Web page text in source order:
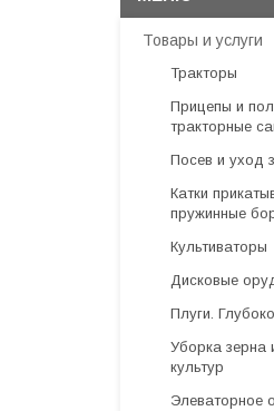
Товары и услуги
Тракторы
Прицепы и
тракторные
Посев и уход
Катки
пружинные
Культиваторы
Дисковые
Плуги.
Уборка зерна
культур
Элеваторное